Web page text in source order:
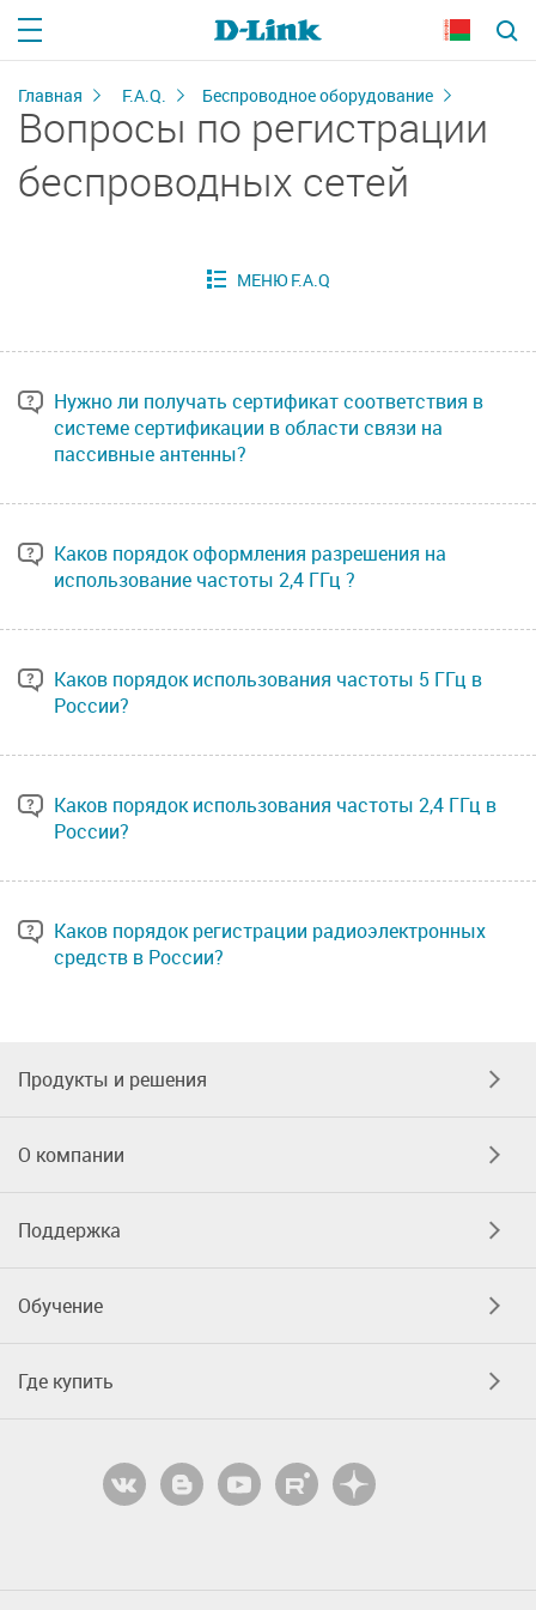
Главная F.A.Q. Беспроводное оборудование
Вопросы по регистрации
беспроводных сетей
Нужно ли получать сертификат соответствия в
системе сертификации в области связи на
пассивные антенны?
Каков порядок оформления разрешения на
использование частоты 2,4 ГГц ?
Каков порядок использования частоты 5 ГГц в
России?
Каков порядок использования частоты 2,4 ГГц в
России?
Каков порядок регистрации радиоэлектронных
средств в России?
Продукты и решения
О компании
Поддержка
Обучение
Где купить